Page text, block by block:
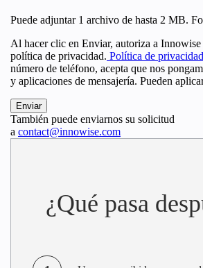
Puede adjuntar 1 archivo de hasta 2 MB.
Al hacer clic en Enviar, autoriza a Innowise
política de privacidad. Política de privacidad
número de teléfono, acepta que nos
y aplicaciones de mensajería. Pueden
También puede enviarnos su solicitud
a contact@innowise.com
¿Qué pasa